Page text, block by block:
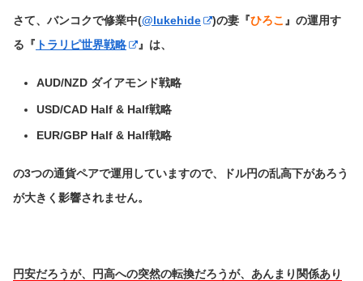
さて、バンコクで修業中(@lukehide )の妻『ひろこ 』の運用す
る 『 トラリピ世界戦略 』は、
AUD/NZD ダイアモンド戦略
USD/CAD Half & Half戦略
EUR/GBP Half & Half戦略
の3つの通貨ペアで運用していますので、ドル円の乱高下があろう
が大きく影響されません。
円安だろうが、円高への突然の転換だろうが、あんまり関係あり